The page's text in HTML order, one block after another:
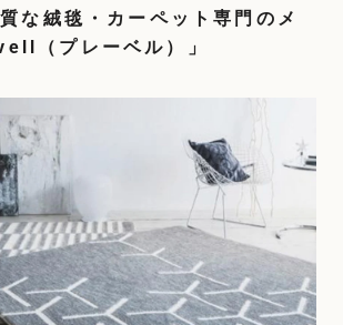
な絨毯・カーペット専門のメ
（プレーベル）」